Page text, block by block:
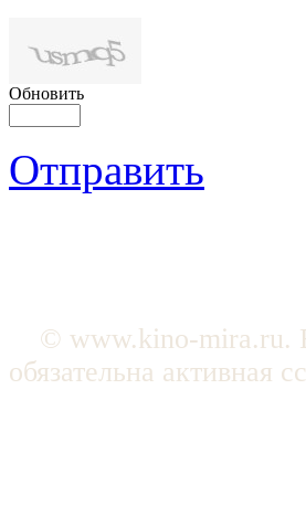
Обновить
Отправить
© www.kino-mira.ru.
обязательна активная